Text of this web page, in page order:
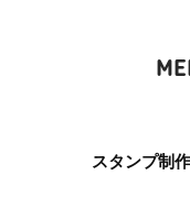
スタンプ制